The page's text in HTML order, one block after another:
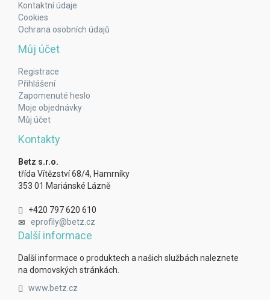
Kontaktní údaje
Cookies
Ochrana osobních údajů
Můj účet
Registrace
Přihlášení
Zapomenuté heslo
Moje objednávky
Můj účet
Kontakty
Betz s.r.o.
třída Vítězství 68/4, Hamrníky
353 01 Mariánské Lázně
+420 797 620 610
eprofily@betz.cz
Další informace
Další informace o produktech a našich službách naleznete
na domovských stránkách.
www.betz.cz